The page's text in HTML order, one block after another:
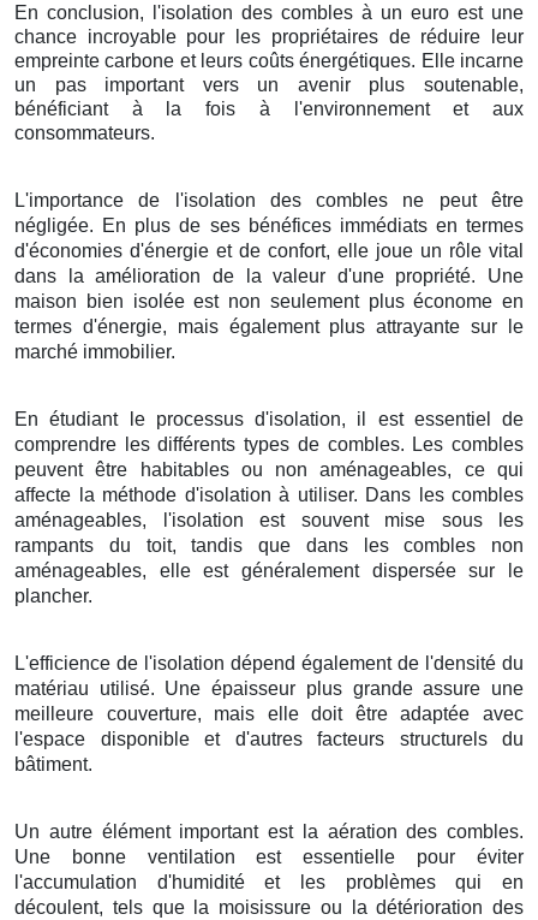
En conclusion, l'isolation des combles à un euro est une
chance incroyable pour les propriétaires de réduire leur
empreinte carbone et leurs coûts énergétiques. Elle incarne
un pas important vers un avenir plus soutenable,
bénéficiant à la fois à l'environnement et aux
consommateurs.
L'importance de l'isolation des combles ne peut être
négligée. En plus de ses bénéfices immédiats en termes
d'économies d'énergie et de confort, elle joue un rôle vital
dans la amélioration de la valeur d'une propriété. Une
maison bien isolée est non seulement plus économe en
termes d'énergie, mais également plus attrayante sur le
marché immobilier.
En étudiant le processus d'isolation, il est essentiel de
comprendre les différents types de combles. Les combles
peuvent être habitables ou non aménageables, ce qui
affecte la méthode d'isolation à utiliser. Dans les combles
aménageables, l'isolation est souvent mise sous les
rampants du toit, tandis que dans les combles non
aménageables, elle est généralement dispersée sur le
plancher.
L'efficience de l'isolation dépend également de l'densité du
matériau utilisé. Une épaisseur plus grande assure une
meilleure couverture, mais elle doit être adaptée avec
l'espace disponible et d'autres facteurs structurels du
bâtiment.
Un autre élément important est la aération des combles.
Une bonne ventilation est essentielle pour éviter
l'accumulation d'humidité et les problèmes qui en
découlent, tels que la moisissure ou la détérioration des